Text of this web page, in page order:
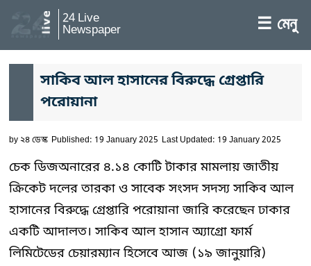
24 Live
Newspaper ☰ মেনু
সাকিব আল হাসানের বিরুদ্ধে গ্রেপ্তারি
পরোয়ানা
by২৪ ডেস্ক Published: 19 January 2025 Last Updated: 19 January 2025
চেক ডিজঅনারের ৪.১৪ কোটি টাকার মামলায় জাতীয়
ক্রিকেট দলের তারকা ও সাবেক সংসদ সদস্য সাকিব আল
হাসানের বিরুদ্ধে গ্রেপ্তারি পরোয়ানা জারি করেছেন ঢাকার
একটি আদালত। সাকিব আল হাসান অ্যাগ্রো ফার্ম
লিমিটেডের চেয়ারম্যান হিসেবে আজ (১৯ জানুয়ারি)